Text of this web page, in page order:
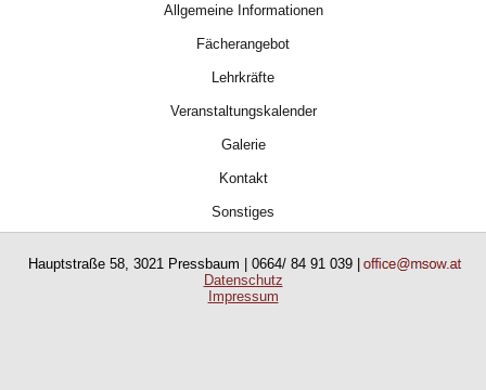
Allgemeine Informationen
Fächerangebot
Lehrkräfte
Veranstaltungskalender
Galerie
Kontakt
Sonstiges
Hauptstraße 58, 3021 Pressbaum | 0664/ 84 91 039 |
Datenschutz
Impressum